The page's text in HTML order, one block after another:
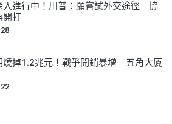
入進行中！川普：願嘗試外交途徑 協
開打
燒掉1.2兆元！戰爭開銷暴增 五角大廈